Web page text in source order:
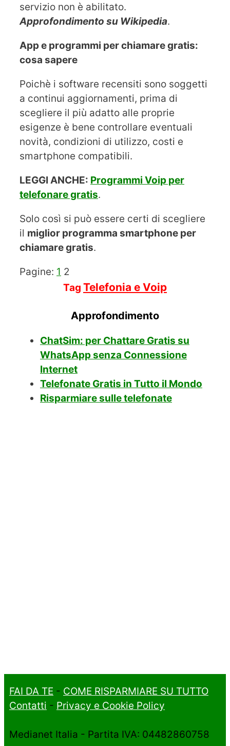
servizio non è abilitato.
Approfondimento su Wikipedia.
App e programmi per chiamare gratis:
cosa sapere
Poichè i software recensiti sono soggetti
a continui aggiornamenti, prima di
scegliere il più adatto alle proprie
esigenze è bene controllare eventuali
novità, condizioni di utilizzo, costi e
smartphone compatibili.
LEGGI ANCHE: Programmi Voip per
telefonare gratis.
Solo così si può essere certi di scegliere
il miglior programma smartphone per
chiamare gratis.
Pagine: 1 2
Tag Telefonia e Voip
Approfondimento
ChatSim: per Chattare Gratis su
WhatsApp senza Connessione
Internet
Telefonate Gratis in Tutto il Mondo
Risparmiare sulle telefonate
FAI DA TE - COME RISPARMIARE SU TUTTO
Contatti - Privacy e Cookie Policy
Medianet Italia - Partita IVA: 04482860758